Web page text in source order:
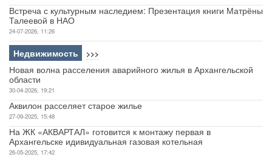
Встреча с культурным наследием: Презентация книги Матрёны
Талеевой в НАО
24-07-2026, 11:26
Недвижимость >>>
Новая волна расселения аварийного жилья в Архангельской
области
30-04-2026, 19:21
Аквилон расселяет старое жилье
27-09-2025, 15:48
На ЖК «АКВАРТАЛ» готовится к монтажу первая в
Архангельске идивидуальная газовая котельная
26-05-2025, 17:42